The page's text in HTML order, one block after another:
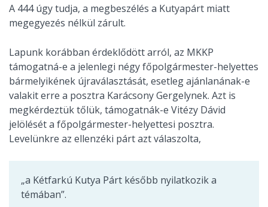
A 444 úgy tudja, a megbeszélés a Kutyapárt miatt
megegyezés nélkül zárult.
Lapunk korábban érdeklődött arról, az MKKP
támogatná-e a jelenlegi négy főpolgármester-helyettes
bármelyikének újraválasztását, esetleg ajánlanának-e
valakit erre a posztra Karácsony Gergelynek. Azt is
megkérdeztük tőlük, támogatnák-e Vitézy Dávid
jelölését a főpolgármester-helyettesi posztra.
Levelünkre az ellenzéki párt azt válaszolta,
„a Kétfarkú Kutya Párt később nyilatkozik a
témában”.